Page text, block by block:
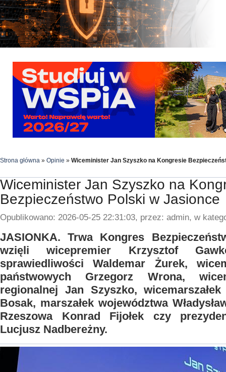
Strona główna » Opinie » Wiceminister Jan Szyszko na Kongresie
Wiceminister Jan Szyszko na
Bezpieczeństwo Polski w Jasionce
Opublikowano: 2026-05-25 22:31:03, przez: admin, w
JASIONKA. Trwa Kongres
wzięli wicepremier Krzysztof
sprawiedliwości Waldemar Żurek,
państwowych Grzegorz Wrona,
regionalnej Jan Szyszko,
Bosak, marszałek województwa
Rzeszowa Konrad Fijołek czy
Lucjusz Nadbereżny.